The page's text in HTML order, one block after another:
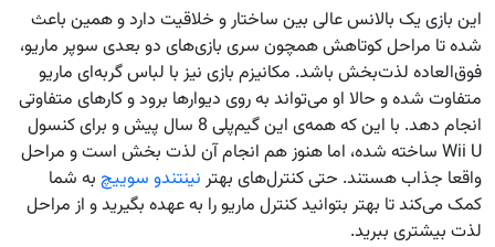
این بازی یک بالانس عالی بین ساختار و خلاقیت دارد و همین باعث
شده تا مراحل کوتاهش همچون سری بازی‌های دو بعدی سوپر ماریو،
فوق‌العاده لذت‌بخش باشد. مکانیزم بازی نیز با لباس گربه‌ای ماریو
متفاوت شده و حالا او می‌تواند به روی دیوارها برود و کارهای متفاوتی
انجام دهد. با این که همه‌ی این گیم‌پلی 8 سال پیش و برای کنسول
Wii U ساخته شده، اما هنوز هم انجام آن لذت بخش است و مراحل
واقعا جذاب هستند. حتی کنترل‌های بهتر نینتندو سوییچ به شما
کمک می‌کند تا بهتر بتوانید کنترل ماریو را به عهده بگیرید و از مراحل
لذت بیشتری ببرید.